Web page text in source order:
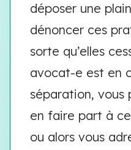
déposer une
dénoncer ces
sorte qu’elles
avocat-e est en
séparation, vous
en faire part à
ou alors vous